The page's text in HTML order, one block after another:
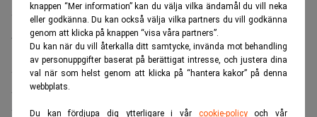
knappen “Mer information” kan du välja vilka ändamål du vill neka
eller godkänna. Du kan också välja vilka partners du vill godkänna
genom att klicka på knappen “visa våra partners”.
Du kan när du vill återkalla ditt samtycke, invända mot behandling
av personuppgifter baserat på berättigat intresse, och justera dina
val när som helst genom att klicka på “hantera kakor” på denna
webbplats.
Du kan fördjupa dig ytterligare i vår cookie-policyoch vår
sista sin sista tur mellan Kapellskär och Mariehamn
gjordes den 8 januari i år. Försäljningspriset uppgick till
11,25 miljoner euro och innebar en bokföringsmässig
vinst om 8,6 miljoner euro i första kvartalet 2023. Orsaken
till försäljningen uppgavs då vara dålig lönsamhet.